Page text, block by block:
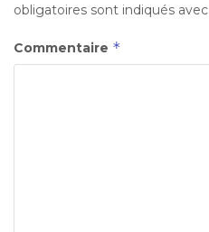
obligatoires sont indiqués avec
Commentaire *